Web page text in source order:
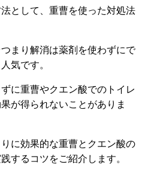
として、重曹を使った対処法
まり解消は薬剤を使わずにで
気です。
に重曹やクエン酸でのトイレ
が得られないことがありま
に効果的な重曹とクエン酸の
するコツをご紹介します。